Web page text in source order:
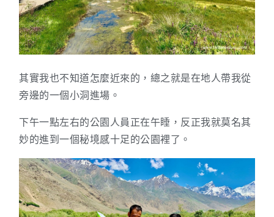
其實我也不知道怎麼近來的，總之就是在地人帶我從
旁邊的一個小洞進場。
下午一點左右的公園人員正在午睡，反正我就莫名其
妙的進到一個秘境感十足的公園裡了。